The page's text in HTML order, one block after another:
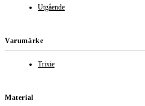
Utgående
Varumärke
Trixie
Material